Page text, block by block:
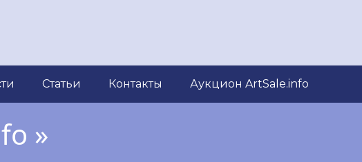
Статьи Контакты Аукцион ArtSale.info
»